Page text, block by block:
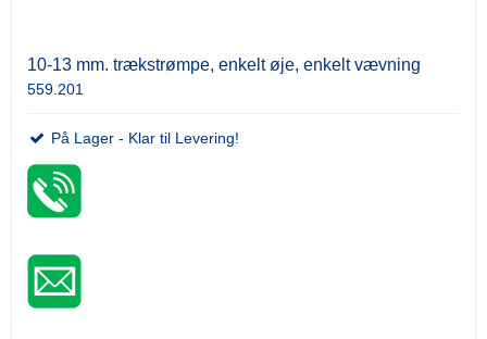
10-13 mm. trækstrømpe, enkelt øje, enkelt vævning
559.201
På Lager - Klar til Levering!